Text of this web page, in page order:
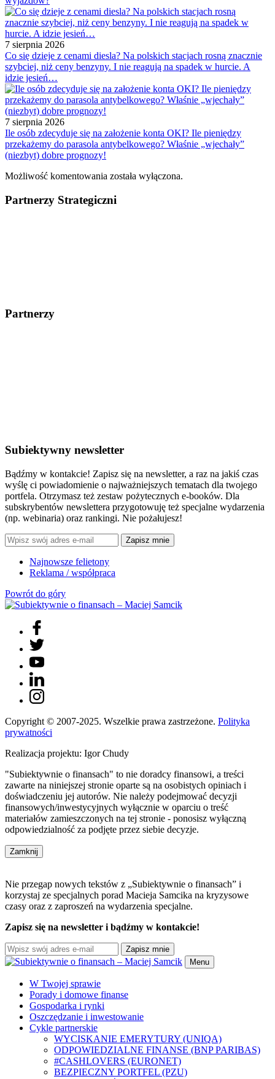
7 sierpnia 2026
Co się dzieje z cenami diesla? Na polskich stacjach rosną znacznie
szybciej, niż ceny benzyny. I nie reagują na spadek w hurcie. A
idzie jesień…
7 sierpnia 2026
Ile osób zdecyduje się na założenie konta OKI? Ile pieniędzy
przekażemy do parasola antybelkowego? Właśnie „wjechały”
(niezbyt) dobre prognozy!
Możliwość komentowania została wyłączona.
Partnerzy Strategiczni
Partnerzy
Subiektywny newsletter
Bądźmy w kontakcie! Zapisz się na newsletter, a raz na jakiś czas
wyślę ci powiadomienie o najważniejszych tematach dla twojego
portfela. Otrzymasz też zestaw pożytecznych e-booków. Dla
subskrybentów newslettera przygotowuję też specjalne wydarzenia
(np. webinaria) oraz rankingi. Nie pożałujesz!
Zapisz mnie
Najnowsze felietony
Reklama / współpraca
Powrót do góry
Copyright © 2007-2025. Wszelkie prawa zastrzeżone. Polityka
prywatności
Realizacja projektu: Igor Chudy
"Subiektywnie o finansach" to nie doradcy finansowi, a treści
zawarte na niniejszej stronie oparte są na osobistych opiniach i
doświadczeniu jej autorów. Nie należy podejmować decyzji
finansowych/inwestycyjnych wyłącznie w oparciu o treść
materiałów zamieszczonych na tej stronie - ponosisz wyłączną
odpowiedzialność za podjęte przez siebie decyzje.
Zamknij
Nie przegap nowych tekstów z „Subiektywnie o finansach” i
korzystaj ze specjalnych porad Macieja Samcika na kryzysowe
czasy oraz z zaproszeń na wydarzenia specjalne.
Zapisz się na newsletter i bądźmy w kontakcie!
Zapisz mnie
Menu
W Twojej sprawie
Porady i domowe finanse
Gospodarka i rynki
Oszczędzanie i inwestowanie
Cykle partnerskie
WYCISKANIE EMERYTURY (UNIQA)
ODPOWIEDZIALNE FINANSE (BNP PARIBAS)
#CASHLOVERS (EURONET)
BEZPIECZNY PORTFEL (PZU)